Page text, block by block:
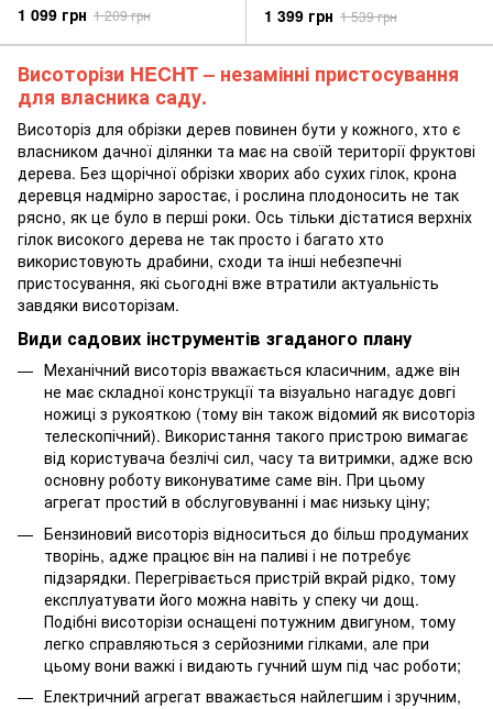
1 099 грн 1 209 грн 1 399 грн 1 539 грн
Висоторізи HECHT – незамінні пристосування
для власника саду.
Висоторіз для обрізки дерев повинен бути у кожного, хто є
власником дачної ділянки та має на своїй території фруктові
дерева. Без щорічної обрізки хворих або сухих гілок, крона
деревця надмірно заростає, і рослина плодоносить не так
рясно, як це було в перші роки. Ось тільки дістатися верхніх
гілок високого дерева не так просто і багато хто
використовують драбини, сходи та інші небезпечні
пристосування, які сьогодні вже втратили актуальність
завдяки висоторізам.
Види садових інструментів згаданого плану
Механічний висоторіз вважається класичним, адже він
не має складної конструкції та візуально нагадує довгі
ножиці з рукояткою (тому він також відомий як висоторіз
телескопічний). Використання такого пристрою вимагає
від користувача безлічі сил, часу та витримки, адже всю
основну роботу виконуватиме саме він. При цьому
агрегат простий в обслуговуванні і має низьку ціну;
Бензиновий висоторіз відноситься до більш продуманих
творінь, адже працює він на паливі і не потребує
підзарядки. Перегрівається пристрій вкрай рідко, тому
експлуатувати його можна навіть у спеку чи дощ.
Подібні висоторізи оснащені потужним двигуном, тому
легко справляються з серйозними гілками, але при
цьому вони важкі і видають гучний шум під час роботи;
Електричний агрегат вважається найлегшим і зручним,